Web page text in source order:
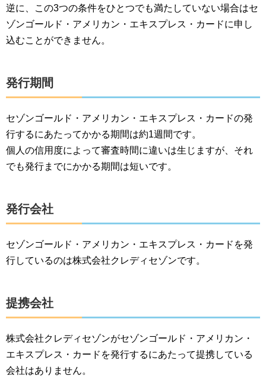
逆に、この3つの条件をひとつでも満たしていない場合はセ
ゾンゴールド・アメリカン・エキスプレス・カードに申し
込むことができません。
発行期間
セゾンゴールド・アメリカン・エキスプレス・カードの発
行するにあたってかかる期間は約1週間です。
個人の信用度によって審査時間に違いは生じますが、それ
でも発行までにかかる期間は短いです。
発行会社
セゾンゴールド・アメリカン・エキスプレス・カードを発
行しているのは株式会社クレディセゾンです。
提携会社
株式会社クレディセゾンがセゾンゴールド・アメリカン・
エキスプレス・カードを発行するにあたって提携している
会社はありません。